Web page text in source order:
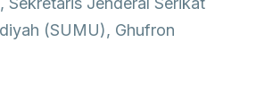
(SUMU), Ghufron